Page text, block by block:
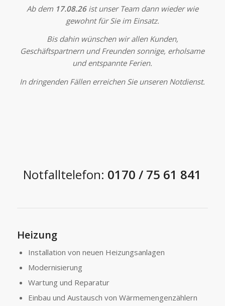
Ab dem17.08.26ist unser Team dann wieder wie
gewohnt für Sie im Einsatz.
Bis dahin wünschen wir allen Kunden,
Geschäftspartnern und Freunden sonnige, erholsame
und entspannte Ferien.
In dringenden Fällen erreichen Sie unseren Notdienst.
Notfalltelefon: 0170 / 75 61 841
Heizung
Installation von neuen Heizungsanlagen
Modernisierung
Wartung und Reparatur
Einbau und Austausch von Wärmemengenzählern